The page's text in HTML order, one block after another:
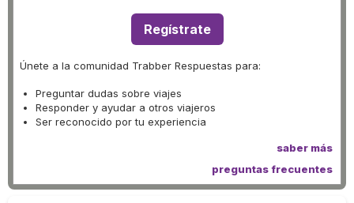
Regístrate
Únete a la comunidad Trabber Respuestas para:
Preguntar dudas sobre viajes
Responder y ayudar a otros viajeros
Ser reconocido por tu experiencia
saber más
preguntas frecuentes